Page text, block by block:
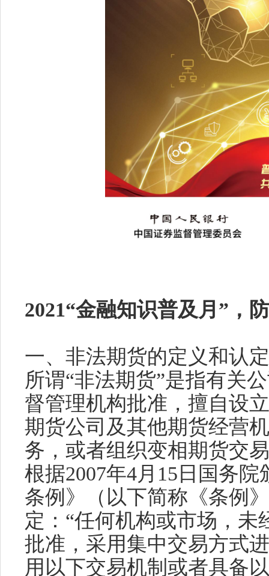
2021“金融知识普及月”，
一、非法期货的定义和认定
所谓“非法期货”是指有关
督管理机构批准，擅自设
期货公司及其他期货经营
务，或者组织变相期货交
根据2007年4月15日国务
条例》（以下简称《条例
定：“任何机构或市场，
批准，采用集中交易方式
用以下交易机制或者具备